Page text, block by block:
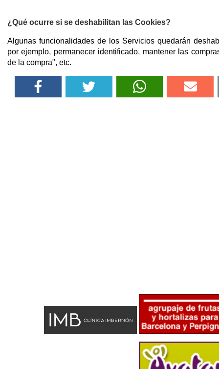
¿Qué ocurre si se deshabilitan las Cookies?
Algunas funcionalidades de los Servicios quedarán
por ejemplo, permanecer identificado, mantener las
de la compra", etc.